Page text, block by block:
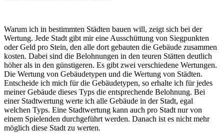
Warum ich in bestimmten Städten bauen will, zeigt sich bei der
Wertung. Jede Stadt gibt mir eine Ausschüttung von Siegpunkten
oder Geld pro Stein, den alle dort gebauten die Gebäude zusammen
kosten. Dabei sind die Belohnungen in den teuren Stätten deutlich
höher als in den günstigeren. Es gibt zwei verschiedene Wertungen.
Die Wertung von Gebäudetypen und die Wertung von Städten.
Entscheide ich mich für die Gebäudetypen, so erhalte ich für jedes
meiner Gebäude dieses Typs die entsprechende Belohnung. Bei
einer Stadtwertung werte ich alle Gebäude in der Stadt, egal
welchen Typs. Eine Stadtwertung kann auch pro Stadt nur von
einem Spielenden durchgeführt werden. Danach ist es nicht mehr
möglich diese Stadt zu werten.